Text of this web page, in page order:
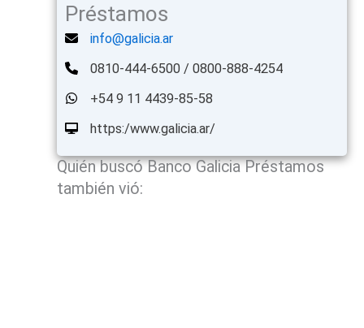
Préstamos
info@galicia.ar
0810-444-6500 / 0800-888-4254
+54 9 11 4439-85-58
https:/www.galicia.ar/
Quién buscó Banco Galicia Préstamos
también vió: